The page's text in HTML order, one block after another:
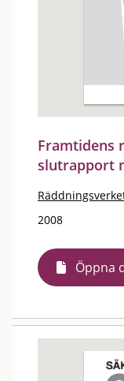
Framtidens
slutrapport
2008
Öppna